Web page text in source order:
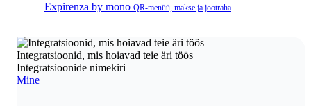
Expirenza by mono QR‑menüü, makse ja jootraha
Integratsioonid, mis hoiavad teie äri töös
Integratsioonide nimekiri
Mine